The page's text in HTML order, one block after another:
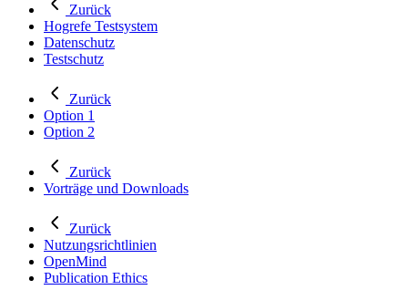
Zurück
Hogrefe Testsystem
Datenschutz
Testschutz
Zurück
Option 1
Option 2
Zurück
Vorträge und Downloads
Zurück
Nutzungsrichtlinien
OpenMind
Publication Ethics